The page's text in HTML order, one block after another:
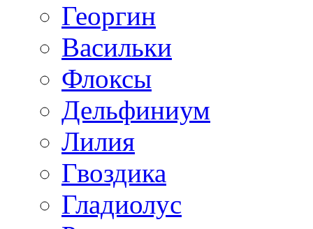
Георгин
Васильки
Флоксы
Дельфиниум
Лилия
Гвоздика
Гладиолус